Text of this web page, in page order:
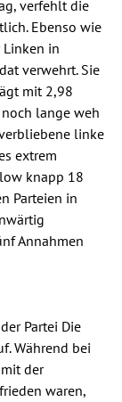
verfehlt die
Ebenso wie
Linken in
verwehrt. Sie
mit 2,98
lange weh
linke
extrem
knapp 18
Parteien in
Annahmen
Partei Die
Während bei
der
waren,